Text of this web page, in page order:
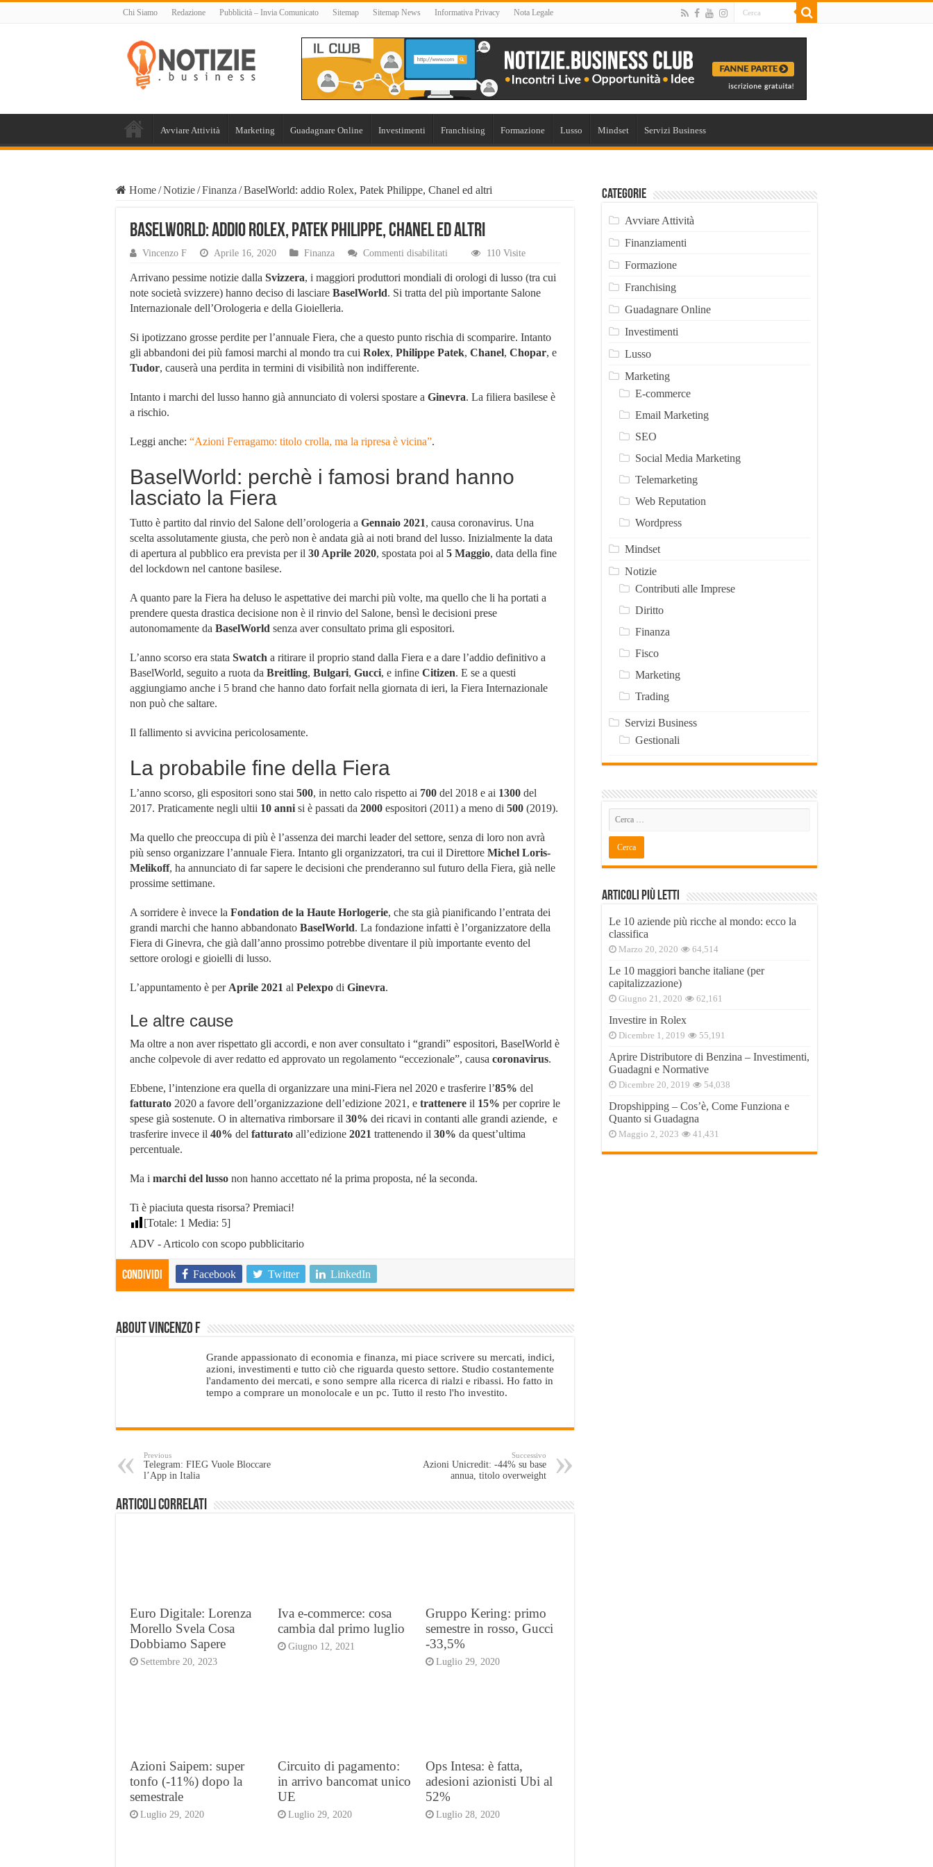
Chi Siamo Redazione Pubblicità – Invia Comunicato Sitemap Sitemap News Informativa Privacy Nota Legale
Avviare Attività Marketing Guadagnare Online Investimenti Franchising Formazione Lusso Mindset Servizi Business
Home/Notizie/Finanza /BaselWorld: addio Rolex, Patek Philippe, Chanel ed altri
BaselWorld: addio Rolex, Patek Philippe, Chanel ed altri
Vincenzo F Aprile 16, 2020 Finanza Commenti disabilitati
addio
Rolex,
Patek
altri
110 Visite
Arrivano pessime notizie dalla Svizzera, i maggiori produttori mondiali di orologi di lusso (tra cui
note società svizzere) hanno deciso di lasciare BaselWorld. Si tratta del più importante Salone
Internazionale dell’Orologeria e della Gioielleria.
Si ipotizzano grosse perdite per l’annuale Fiera, che a questo punto rischia di scomparire. Intanto
gli abbandoni dei più famosi marchi al mondo tra cui Rolex, Philippe Patek, Chanel, Chopar, e
Tudor, causerà una perdita in termini di visibilità non indifferente.
Intanto i marchi del lusso hanno già annunciato di volersi spostare a Ginevra. La filiera basilese è
a rischio.
Leggi anche: “Azioni Ferragamo: titolo crolla, ma la ripresa è vicina”.
BaselWorld: perchè i famosi brand hanno
lasciato la Fiera
Tutto è partito dal rinvio del Salone dell’orologeria a Gennaio 2021, causa coronavirus. Una
scelta assolutamente giusta, che però non è andata già ai noti brand del lusso. Inizialmente la data
di apertura al pubblico era prevista per il 30 Aprile 2020, spostata poi al 5 Maggio, data della fine
del lockdown nel cantone basilese.
A quanto pare la Fiera ha deluso le aspettative dei marchi più volte, ma quello che li ha portati a
prendere questa drastica decisione non è il rinvio del Salone, bensì le decisioni prese
autonomamente da BaselWorld senza aver consultato prima gli espositori.
L’anno scorso era stata Swatch a ritirare il proprio stand dalla Fiera e a dare l’addio definitivo a
BaselWorld, seguito a ruota da Breitling, Bulgari, Gucci, e infine Citizen. E se a questi
aggiungiamo anche i 5 brand che hanno dato forfait nella giornata di ieri, la Fiera Internazionale
non può che saltare.
Il fallimento si avvicina pericolosamente.
La probabile fine della Fiera
L’anno scorso, gli espositori sono stai 500, in netto calo rispetto ai 700 del 2018 e ai 1300 del
2017. Praticamente negli ultii 10 anni si è passati da 2000 espositori (2011) a meno di 500 (2019).
Ma quello che preoccupa di più è l’assenza dei marchi leader del settore, senza di loro non avrà
più senso organizzare l’annuale Fiera. Intanto gli organizzatori, tra cui il Direttore Michel Loris-
Melikoff, ha annunciato di far sapere le decisioni che prenderanno sul futuro della Fiera, già nelle
prossime settimane.
A sorridere è invece la Fondation de la Haute Horlogerie, che sta già pianificando l’entrata dei
grandi marchi che hanno abbandonato BaselWorld. La fondazione infatti è l’organizzatore della
Fiera di Ginevra, che già dall’anno prossimo potrebbe diventare il più importante evento del
settore orologi e gioielli di lusso.
L’appuntamento è per Aprile 2021 al Pelexpo di Ginevra.
Le altre cause
Ma oltre a non aver rispettato gli accordi, e non aver consultato i “grandi” espositori, BaselWorld è
anche colpevole di aver redatto ed approvato un regolamento “eccezionale”, causa coronavirus.
Ebbene, l’intenzione era quella di organizzare una mini-Fiera nel 2020 e trasferire l’85% del
fatturato 2020 a favore dell’organizzazione dell’edizione 2021, e trattenere il 15% per coprire le
spese già sostenute. O in alternativa rimborsare il 30% dei ricavi in contanti alle grandi aziende, e
trasferire invece il 40% del fatturato all’edizione 2021 trattenendo il 30% da quest’ultima
percentuale.
Ma i marchi del lusso non hanno accettato né la prima proposta, né la seconda.
Ti è piaciuta questa risorsa? Premiaci!
[Totale: 1 Media: 5]
ADV - Articolo con scopo pubblicitario
Condividi Facebook Twitter LinkedIn
About Vincenzo F
Grande appassionato di economia e finanza, mi piace scrivere su mercati, indici,
azioni, investimenti e tutto ciò che riguarda questo settore. Studio costantemente
l'andamento dei mercati, e sono sempre alla ricerca di rialzi e ribassi. Ho fatto in
tempo a comprare un monolocale e un pc. Tutto il resto l'ho investito.
Previous
Telegram: FIEG Vuole Bloccare
l’App in Italia
Successivo
Azioni Unicredit: -44% su base
annua, titolo overweight
Articoli Correlati
Euro Digitale: Lorenza
Morello Svela Cosa
Dobbiamo Sapere
Settembre 20, 2023
Iva e-commerce: cosa
cambia dal primo luglio
Giugno 12, 2021
Gruppo Kering: primo
semestre in rosso, Gucci
-33,5%
Luglio 29, 2020
Azioni Saipem: super
tonfo (-11%) dopo la
semestrale
Luglio 29, 2020
Circuito di pagamento:
in arrivo bancomat unico
UE
Luglio 29, 2020
Ops Intesa: è fatta,
adesioni azionisti Ubi al
52%
Luglio 28, 2020
Categorie
Avviare Attività
Finanziamenti
Formazione
Franchising
Guadagnare Online
Investimenti
Lusso
Marketing
E-commerce
Email Marketing
SEO
Social Media Marketing
Telemarketing
Web Reputation
Wordpress
Mindset
Notizie
Contributi alle Imprese
Diritto
Finanza
Fisco
Marketing
Trading
Servizi Business
Gestionali
Articoli Più Letti
Le 10 aziende più ricche al mondo: ecco la
classifica
Marzo 20, 2020 64,514
Le 10 maggiori banche italiane (per
capitalizzazione)
Giugno 21, 2020 62,161
Investire in Rolex
Dicembre 1, 2019 55,191
Aprire Distributore di Benzina – Investimenti,
Guadagni e Normative
Dicembre 20, 2019 54,038
Dropshipping – Cos’è, Come Funziona e
Quanto si Guadagna
Maggio 2, 2023 41,431